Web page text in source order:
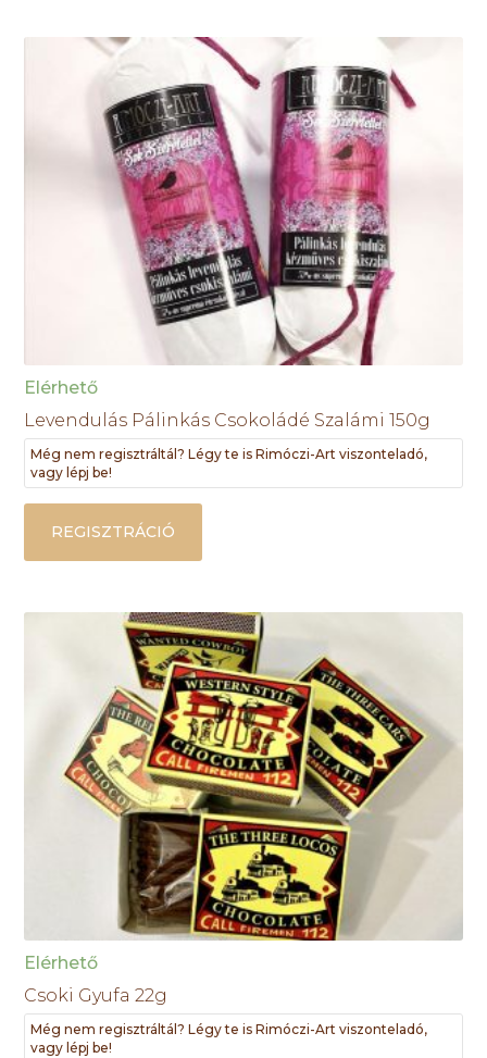
Elérhető
Levendulás Pálinkás Csokoládé Szalámi 150g
Még nem regisztráltál? Légy te is Rimóczi-Art viszonteladó,
vagy lépj be!
REGISZTRÁCIÓ
Elérhető
Csoki Gyufa 22g
Még nem regisztráltál? Légy te is Rimóczi-Art viszonteladó,
vagy lépj be!